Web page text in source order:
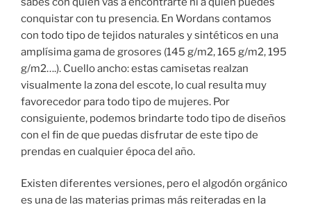
conquistar con tu presencia. En Wordans contamos
con todo tipo de tejidos naturales y sintéticos en una
amplísima gama de grosores (145 g/m2, 165 g/m2, 195
g/m2….). Cuello ancho: estas camisetas realzan
visualmente la zona del escote, lo cual resulta muy
favorecedor para todo tipo de mujeres. Por
consiguiente, podemos brindarte todo tipo de diseños
con el fin de que puedas disfrutar de este tipo de
prendas en cualquier época del año.
Existen diferentes versiones, pero el algodón orgánico
es una de las materias primas más reiteradas en la